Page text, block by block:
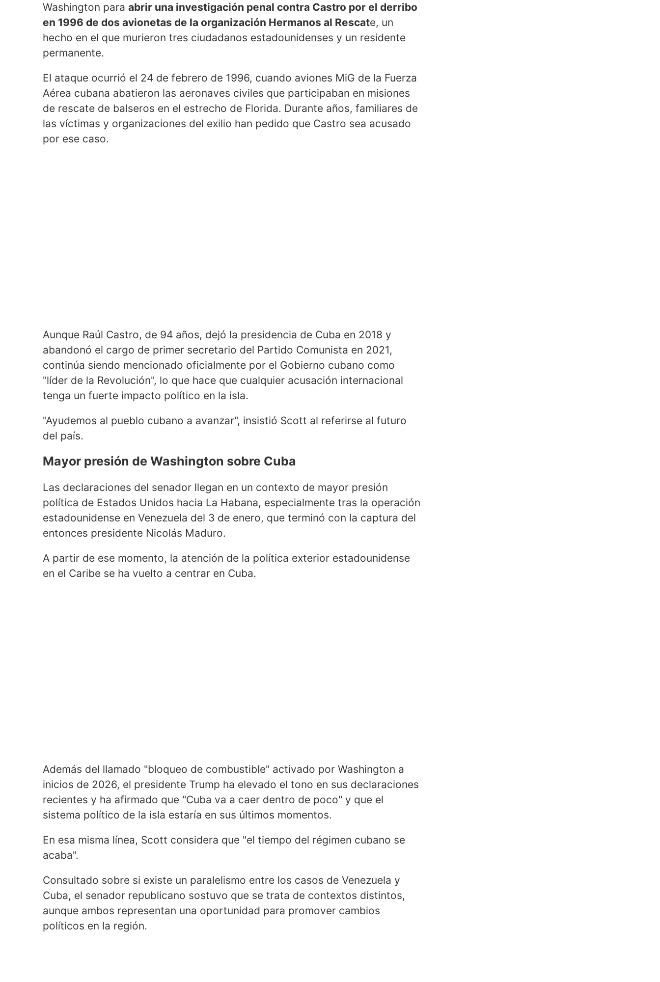
Washington para abrir una investigación penal contra Castro por el derribo
en 1996 de dos avionetas de la organización Hermanos al Rescate, un
hecho en el que murieron tres ciudadanos estadounidenses y un residente
permanente.
El ataque ocurrió el 24 de febrero de 1996, cuando aviones MiG de la Fuerza
Aérea cubana abatieron las aeronaves civiles que participaban en misiones
de rescate de balseros en el estrecho de Florida. Durante años, familiares de
las víctimas y organizaciones del exilio han pedido que Castro sea acusado
por ese caso.
Aunque Raúl Castro, de 94 años, dejó la presidencia de Cuba en 2018 y
abandonó el cargo de primer secretario del Partido Comunista en 2021,
continúa siendo mencionado oficialmente por el Gobierno cubano como
"líder de la Revolución", lo que hace que cualquier acusación internacional
tenga un fuerte impacto político en la isla.
"Ayudemos al pueblo cubano a avanzar", insistió Scott al referirse al futuro
del país.
Mayor presión de Washington sobre Cuba
Las declaraciones del senador llegan en un contexto de mayor presión
política de Estados Unidos hacia La Habana, especialmente tras la operación
estadounidense en Venezuela del 3 de enero, que terminó con la captura del
entonces presidente Nicolás Maduro.
A partir de ese momento, la atención de la política exterior estadounidense
en el Caribe se ha vuelto a centrar en Cuba.
Además del llamado "bloqueo de combustible" activado por Washington a
inicios de 2026, el presidente Trump ha elevado el tono en sus declaraciones
recientes y ha afirmado que "Cuba va a caer dentro de poco" y que el
sistema político de la isla estaría en sus últimos momentos.
En esa misma línea, Scott considera que "el tiempo del régimen cubano se
acaba".
Consultado sobre si existe un paralelismo entre los casos de Venezuela y
Cuba, el senador republicano sostuvo que se trata de contextos distintos,
aunque ambos representan una oportunidad para promover cambios
políticos en la región.